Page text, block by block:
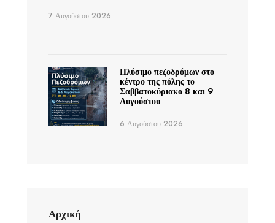
7 Αυγούστου 2026
Πλύσιμο πεζοδρόμων στο
κέντρο της πόλης το
Σαββατοκύριακο 8 και 9
Αυγούστου
6 Αυγούστου 2026
Αρχική